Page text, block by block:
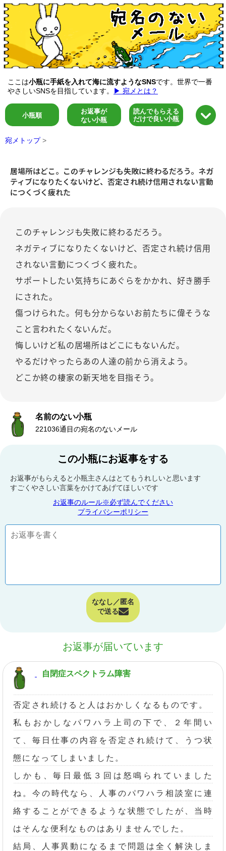
ここは小瓶に手紙を入れて海に流すようなSNSです。世界で一番
やさしいSNSを目指しています。
▶ 宛メとは？
小瓶順
お返事が
ない小瓶
読んでもらえる
だけで良い小瓶
宛メトップ >
居場所はどこ。このチャレンジも失敗に終わるだろう。ネガ
ティブになりたくないけど、否定され続け信用されない言動
につくづく疲れた
このチャレンジも失敗に終わるだろう。
ネガティブになりたくないけど、否定され続け信用
されない言動につくづく疲れた。
サポートしたい気持ちにあぐらをかかれ、好き勝手
にされた。
傷つけられた。何も分からないお前たちに偉そうな
こと言われたくないんだ。
悔しいけど私の居場所はどこにもないんだ。
やるだけやったらあの人達の前から消えよう。
どこか終の棲家の新天地を目指そう。
名前のない小瓶
221036通目の宛名のないメール
この小瓶にお返事をする
お返事がもらえると小瓶主さんはとてもうれしいと思います
すごくやさしい言葉をかけてあげてほしいです
お返事のルール※必ず読んでください
プライバシーポリシー
ななし／匿名
で送る
お返事が届いています
自閉症スペクトラム障害
否定され続けると人はおかしくなるものです。
私もおかしなパワハラ上司の下で、２年間い
て、毎日仕事の内容を否定され続けて、うつ状
態になってしまいました。
しかも、毎日最低３回は怒鳴られていました
ね。今の時代なら、人事のパワハラ相談室に連
絡することができるような状態でしたが、当時
はそんな便利なものはありませんでした。
結局、人事異動になるまで問題は全く解決しま